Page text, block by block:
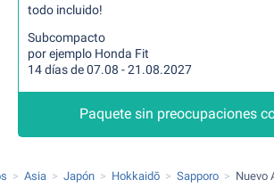
todo incluido!
Subcompacto
por ejemplo Honda Fit
14 días de 07.08 - 21.08.2027
Paquete sin preocupaciones
Asia Japón Hokkaidō Sapporo Nuevo